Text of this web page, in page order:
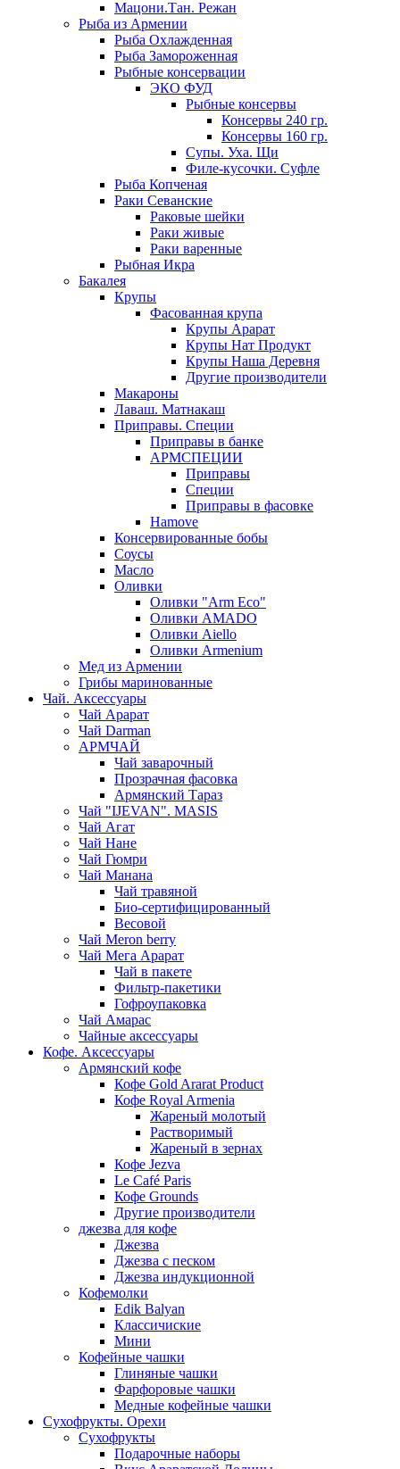
Мацони.Тан. Режан
Рыба из Армении
Рыба Охлажденная
Рыба Замороженная
Рыбные консервации
ЭКО ФУД
Рыбные консервы
Консервы 240 гр.
Консервы 160 гр.
Супы. Уха. Щи
Филе-кусочки. Суфле
Рыба Копченая
Раки Севанские
Раковые шейки
Раки живые
Раки варенные
Рыбная Икра
Бакалея
Крупы
Фасованная крупа
Крупы Арарат
Крупы Нат Продукт
Крупы Наша Деревня
Другие производители
Макароны
Лаваш. Матнакаш
Приправы. Специи
Приправы в банке
АРМСПЕЦИИ
Приправы
Специи
Приправы в фасовке
Hamove
Консервированные бобы
Соусы
Масло
Оливки
Оливки "Arm Eco"
Оливки AMADO
Оливки Aiello
Оливки Armenium
Мед из Армении
Грибы маринованные
Чай. Аксессуары
Чай Арарат
Чай Darman
АРМЧАЙ
Чай заварочный
Прозрачная фасовка
Армянский Тараз
Чай "IJEVAN". MASIS
Чай Агат
Чай Нане
Чай Гюмри
Чай Манана
Чай травяной
Био-сертифицированный
Весовой
Чай Meron berry
Чай Мега Арарат
Чай в пакете
Фильтр-пакетики
Гофроупаковка
Чай Амарас
Чайные аксессуары
Кофе. Аксессуары
Армянский кофе
Кофе Gold Ararat Product
Кофе Royal Armenia
Жареный молотый
Растворимый
Жареный в зернах
Кофе Jezva
Le Café Paris
Кофе Grounds
Другие производители
джезва для кофе
Джезва
Джезва с песком
Джезва индукционной
Кофемолки
Edik Balyan
Классичиские
Мини
Кофейные чашки
Глиняные чашки
Фарфоровые чашки
Медные кофейные чашки
Сухофрукты. Орехи
Сухофрукты
Подарочные наборы